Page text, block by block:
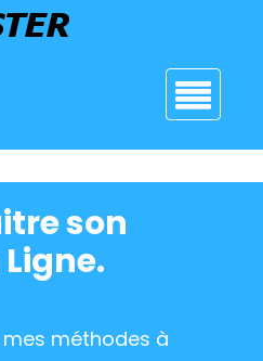
Gratuits
comme eux
Contact
BLOG
son
méthodes à